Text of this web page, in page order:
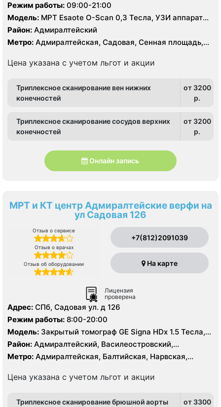
30
Режим работы: 09:00-21:00
Модель: МРТ Esaote O-Scan 0,3 Тесла, УЗИ аппарат
MyLab 70, Рентген
Район: Адмиралтейский
Метро: Адмиралтейская, Садовая, Сенная площадь,
Цена указана с учетом льгот и акции
Триплексное сканирование вен нижних
конечностей
от 3200
p.
Триплексное сканирование сосудов верхних
конечностей
от 3200
p.
Онлайн запись
МРТ и КТ центр Адмиралтейские верфи на
ул Садовая 126
Отзыв о сервисе
Отзыв о врачах
Отзыв об оборудовании
+7(812)2091039
На карте
Лицензия
проверена
Адрес: СПб, Садовая ул. д 126
Режим работы: 8:00-20:00
Модель: Закрытый томограф GE Signa HDx 1.5 Тесла,
КТ Aquilion PRIME Toshiba Medical System Corporation
160 срезов
Район: Адмиралтейский, Василеостровский,
Кировский, Центральный
Метро: Адмиралтейская, Балтийская, Нарвская,
Цена указана с учетом льгот и акции
Триплексное сканирование брюшной аорты
от 3300